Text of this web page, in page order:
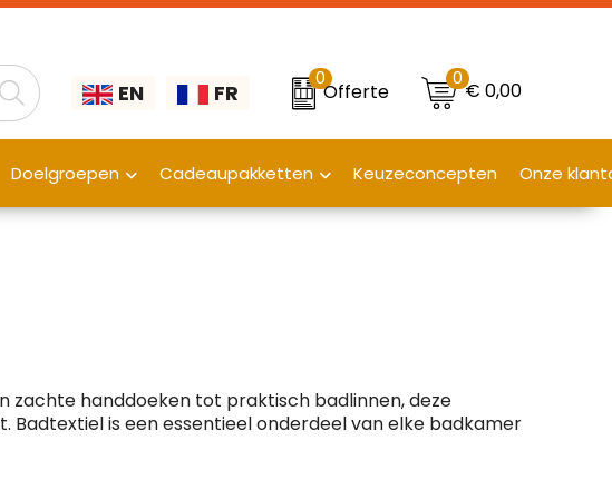
EN FR
0
Offerte
0€ 0,00
Doelgroepen Cadeaupakketten Keuzeconcepten Onze
zachte handdoeken tot praktisch badlinnen, deze
is een essentieel onderdeel van elke badkamer